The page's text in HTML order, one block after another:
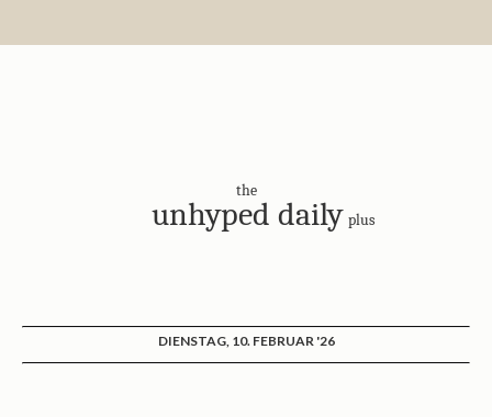
the
unhyped daily plus
DIENSTAG, 10. FEBRUAR '26